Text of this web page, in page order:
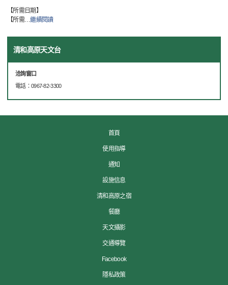
【所需日期】
【所需…繼續閱讀
清和高原天文台
洽詢窗口
電話：0967-82-3300
首頁
使用指導
通知
設施信息
清和高原之宿
餐廳
天文攝影
交通導覽
Facebook
隱私政策